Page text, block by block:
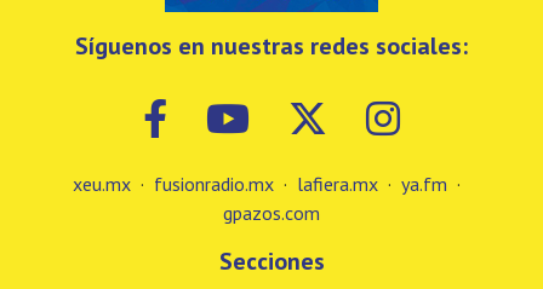
Síguenos en nuestras redes sociales:
xeu.mx · fusionradio.mx · lafiera.mx · ya.fm ·
gpazos.com
Secciones